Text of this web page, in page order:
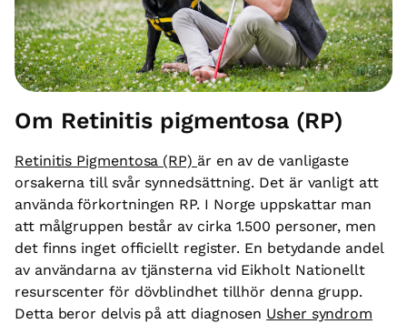
Om Retinitis pigmentosa (RP)
Retinitis Pigmentosa (RP) är en av de vanligaste
orsakerna till svår synnedsättning. Det är vanligt att
använda förkortningen RP. I Norge uppskattar man
att målgruppen består av cirka 1.500 personer, men
det finns inget officiellt register. En betydande andel
av användarna av tjänsterna vid Eikholt Nationellt
resurscenter för dövblindhet tillhör denna grupp.
Detta beror delvis på att diagnosen Usher syndrom